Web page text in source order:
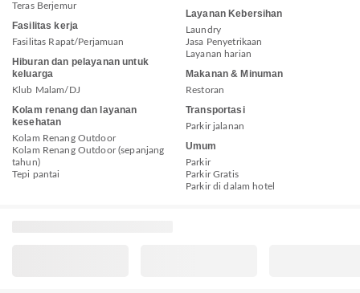
Teras Berjemur
Fasilitas kerja
Fasilitas Rapat/Perjamuan
Hiburan dan pelayanan untuk
keluarga
Klub Malam/DJ
Kolam renang dan layanan
kesehatan
Kolam Renang Outdoor
Kolam Renang Outdoor (sepanjang
tahun)
Tepi pantai
Layanan Kebersihan
Laundry
Jasa Penyetrikaan
Layanan harian
Makanan & Minuman
Restoran
Transportasi
Parkir jalanan
Umum
Parkir
Parkir Gratis
Parkir di dalam hotel